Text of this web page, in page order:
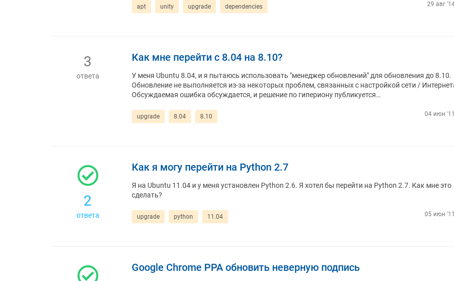
apt unity upgrade dependencies 29 авг
3
ответа
Как мне перейти с 8.04 на 8.10?
У меня Ubuntu 8.04, и я пытаюсь использовать "менеджер обновлений" для обновления до 8.10.
Обновление не выполняется из-за некоторых проблем, связанных с настройкой сети /
Обсуждаемая ошибка обсуждается, и решение по гипериону публикуется…
upgrade 8.04 8.10 04 июн
2
ответа
Как я могу перейти на Python 2.7
Я на Ubuntu 11.04 и у меня установлен Python 2.6. Я хотел бы перейти на Python 2.7. Как мне это
сделать?
upgrade python 11.04 05 июн
Google Chrome PPA обновить неверную подпись